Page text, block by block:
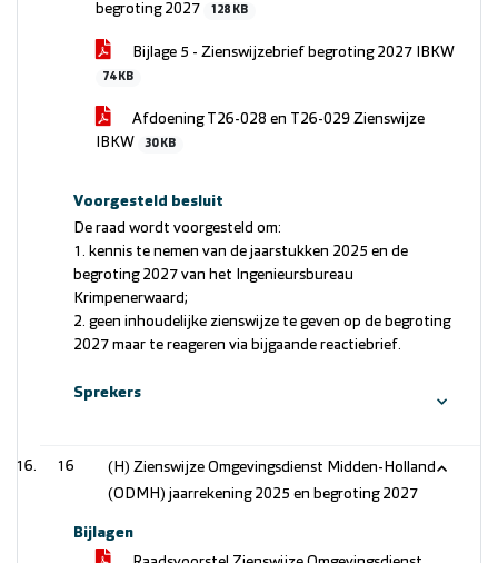
begroting 2027
128 KB
Bijlage 5 - Zienswijzebrief begroting 2027 IBKW
74 KB
Afdoening T26-028 en T26-029 Zienswijze
IBKW
30 KB
Voorgesteld besluit
De raad wordt voorgesteld om:
1. kennis te nemen van de jaarstukken 2025 en de
begroting 2027 van het Ingenieursbureau
Krimpenerwaard;
2. geen inhoudelijke zienswijze te geven op de begroting
2027 maar te reageren via bijgaande reactiebrief.
Sprekers
16
(H) Zienswijze Omgevingsdienst Midden-Holland
(ODMH) jaarrekening 2025 en begroting 2027
Bijlagen